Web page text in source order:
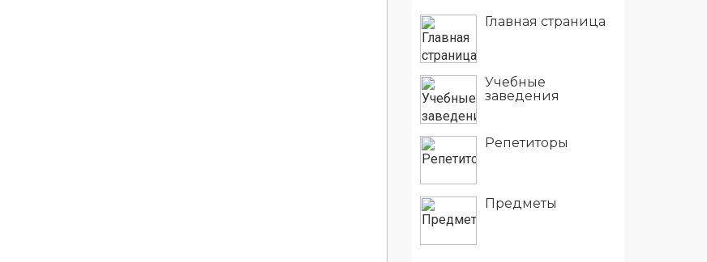
Главная страница
Учебные
заведения
Репетиторы
Предметы